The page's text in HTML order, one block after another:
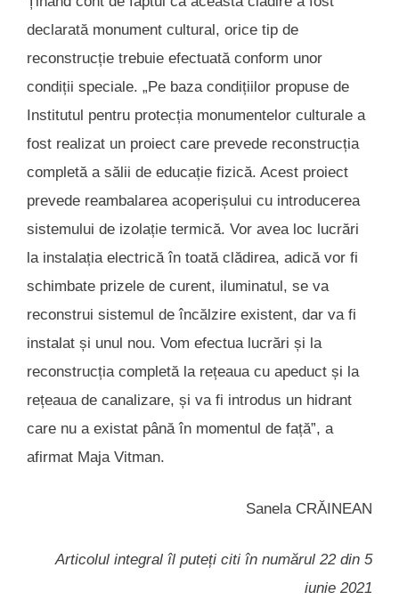
declarată monument cultural, orice tip de
reconstrucție trebuie efectuată conform unor
condiții speciale. „Pe baza condițiilor propuse de
Institutul pentru protecția monumentelor culturale a
fost realizat un proiect care prevede reconstrucția
completă a sălii de educație fizică. Acest proiect
prevede reambalarea acoperișului cu introducerea
sistemului de izolație termică. Vor avea loc lucrări
la instalația electrică în toată clădirea, adică vor fi
schimbate prizele de curent, iluminatul, se va
reconstrui sistemul de încălzire existent, dar va fi
instalat și unul nou. Vom efectua lucrări și la
reconstrucția completă la rețeaua cu apeduct și la
rețeaua de canalizare, și va fi introdus un hidrant
care nu a existat până în momentul de față”, a
afirmat Maja Vitman.
Sanela CRĂINEAN
Articolul integral îl puteți citi în numărul 22 din 5
iunie 2021